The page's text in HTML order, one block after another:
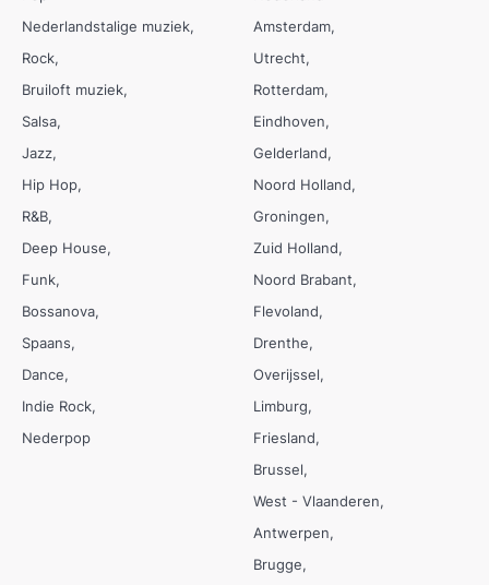
Nederlandstalige muziek
Rock
Bruiloft muziek
Salsa
Jazz
Hip Hop
R&B
Deep House
Funk
Bossanova
Spaans
Dance
Indie Rock
Nederpop
Amsterdam
Utrecht
Rotterdam
Eindhoven
Gelderland
Noord Holland
Groningen
Zuid Holland
Noord Brabant
Flevoland
Drenthe
Overijssel
Limburg
Friesland
Brussel
West - Vlaanderen
Antwerpen
Brugge